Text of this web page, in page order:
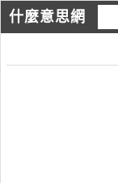
什麼意思網